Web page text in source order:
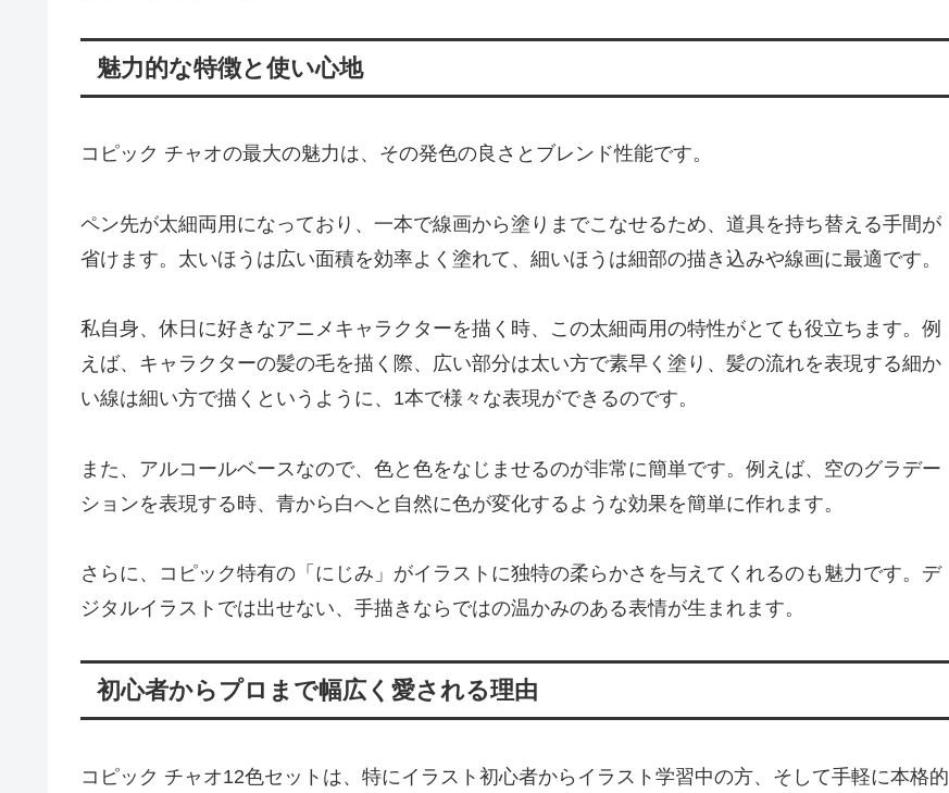
魅力的な特徴と使い心地
コピック チャオの最大の魅力は、その発色の良さとブレンド性能です。
ペン先が太細両用になっており、一本で線画から塗りまでこなせるため、道具を持ち替える手間が
省けます。太いほうは広い面積を効率よく塗れて、細いほうは細部の描き込みや線画に最適です。
私自身、休日に好きなアニメキャラクターを描く時、この太細両用の特性がとても役立ちます。例
えば、キャラクターの髪の毛を描く際、広い部分は太い方で素早く塗り、髪の流れを表現する細か
い線は細い方で描くというように、1本で様々な表現ができるのです。
また、アルコールベースなので、色と色をなじませるのが非常に簡単です。例えば、空のグラデー
ションを表現する時、青から白へと自然に色が変化するような効果を簡単に作れます。
さらに、コピック特有の「にじみ」がイラストに独特の柔らかさを与えてくれるのも魅力です。デ
ジタルイラストでは出せない、手描きならではの温かみのある表情が生まれます。
初心者からプロまで幅広く愛される理由
コピック チャオ12色セットは、特にイラスト初心者からイラスト学習中の方、そして手軽に本格的